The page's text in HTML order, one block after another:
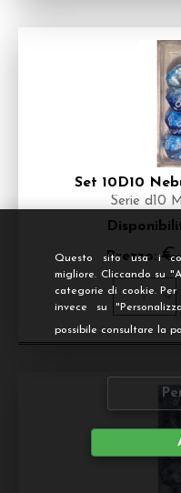
Questo sito usa i
migliore. Cliccando su
categorie di cookie.
invece su
possibile consultare la
Set 10D10
Serie d10
Prezzo:€